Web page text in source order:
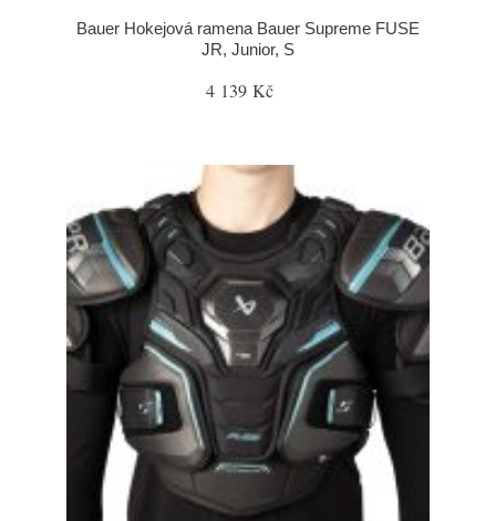
Bauer Hokejová ramena Bauer Supreme FUSE
JR, Junior, S
4 139 Kč